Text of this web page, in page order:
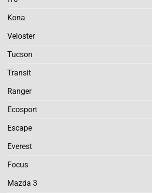
Kona
Veloster
Tucson
Transit
Ranger
Ecosport
Escape
Everest
Focus
Mazda 3